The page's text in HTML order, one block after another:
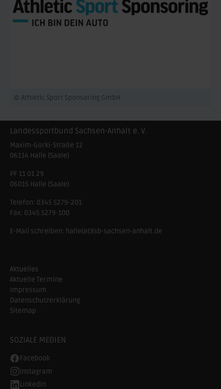
© Athletic Sport Sponsoring GmbH
Landessportbund Sachsen-Anhalt e. V.
Maxim-Gorki-Straße 12
06114 Halle (Saale)
PF 11 01 29
06015 Halle (Saale)
Telefon: 0345 5279-201
Fax: 0345 5279-100
E-Mail schreiben: halle(at)lsb-sachsen-anhalt.de
Aktuelles
Aktuelle Termine
Impressum
Datenschutzerklärung
Sitemap
SOZIALE MEDIEN
Facebook
Instagram
LinkedIn